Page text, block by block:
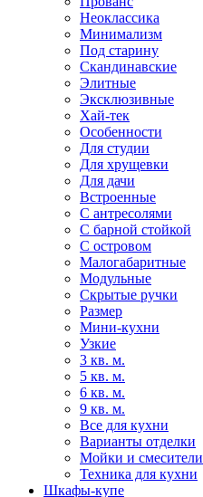
Неоклассика
Минимализм
Под старину
Скандинавские
Элитные
Эксклюзивные
Хай-тек
Особенности
Для студии
Для хрущевки
Для дачи
Встроенные
С антресолями
С барной стойкой
С островом
Малогабаритные
Модульные
Скрытые ручки
Размер
Мини-кухни
Узкие
3 кв. м.
5 кв. м.
6 кв. м.
9 кв. м.
Все для кухни
Варианты отделки
Мойки и смесители
Техника для кухни
Шкафы-купе